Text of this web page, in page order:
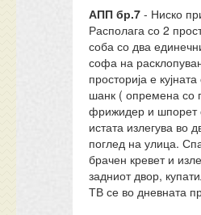
АПП бр.7 - Ниско
Располага со 2
соба со два
софа на
просторија е
шанк ( опремена со
фрижидер и шпорет
истата излегува во
поглед на улица.
брачен кревет и
задниот двор,
ТВ се во дневната